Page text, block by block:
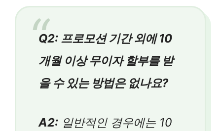
Q2: 프로모션 기간 외에 10
개월 이상 무이자 할부를 받
을 수 있는 방법은 없나요?
A2: 일반적인 경우에는 10